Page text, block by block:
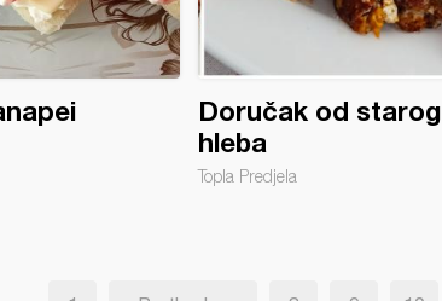
Doručak od starog
hleba
Topla Predjela